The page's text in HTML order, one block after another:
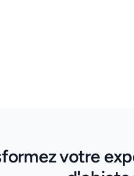
votre